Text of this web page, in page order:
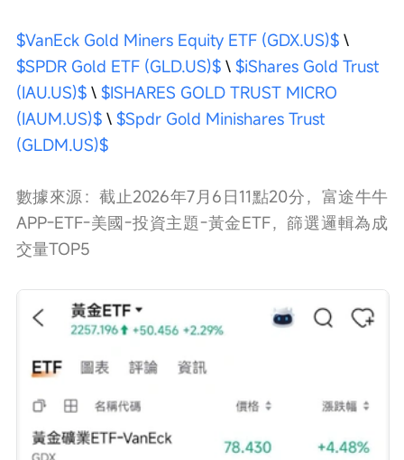
$VanEck Gold Miners Equity ETF (GDX.US)$ \
$SPDR Gold ETF (GLD.US)$ \ $iShares Gold Trust
(IAU.US)$ \ $ISHARES GOLD TRUST MICRO
(IAUM.US)$ \ $Spdr Gold Minishares Trust
(GLDM.US)$
數據來源：截止2026年7月6日11點20分，富途牛牛
APP-ETF-美國-投資主題-黃金ETF，篩選邏輯為成
交量TOP5